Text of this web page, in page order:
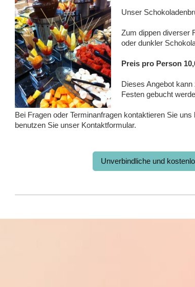
Unser
Zum dippen diverser
oder dunkler
Preis pro Person
Dieses Angebot
Festen gebucht
Bei Fragen oder Terminanfragen kontaktieren Sie
benutzen Sie unser Kontaktformular.
Unverbindliche und